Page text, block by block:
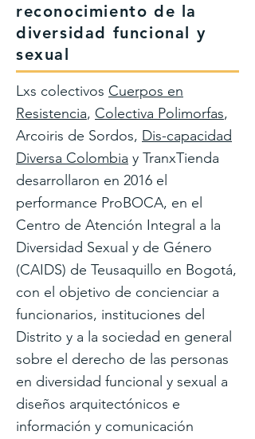
reconocimiento de la
diversidad funcional y
sexual
Lxs colectivos Cuerpos en
Resistencia, Colectiva Polimorfas,
Arcoiris de Sordos, Dis-capacidad
Diversa Colombia y TranxTienda
desarrollaron en 2016 el
performance ProBOCA, en el
Centro de Atención Integral a la
Diversidad Sexual y de Género
(CAIDS) de Teusaquillo en Bogotá,
con el objetivo de concienciar a
funcionarios, instituciones del
Distrito y a la sociedad en general
sobre el derecho de las personas
en diversidad funcional y sexual a
diseños arquitectónicos e
información y comunicación